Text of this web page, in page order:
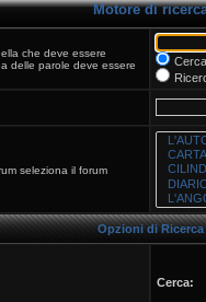
Motore di
che deve essere
delle parole deve essere
seleziona il forum
Opzioni di Ricerca
Cerca: